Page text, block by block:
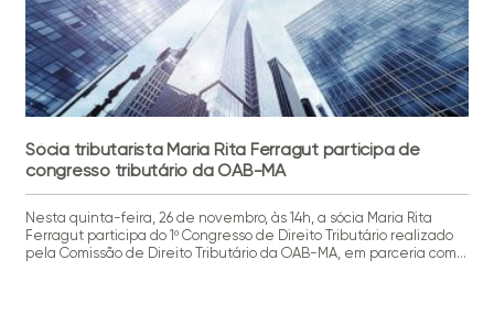
Sócia tributarista Maria Rita Ferragut participa de
congresso tributário da OAB-MA
Nesta quinta-feira, 26 de novembro, às 14h, a sócia Maria Rita
Ferragut participa do 1º Congresso de Direito Tributário realizado
pela Comissão de Direito Tributário da OAB-MA, em parceria com a